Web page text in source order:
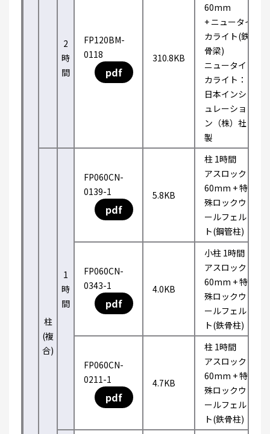
2
時
間
FP120BM-
0118
pdf
310.8KB
60mm
+ ニュータイ
カライト(鉄
骨梁)
ニュータイ
カライト：
日本インシ
ュレーショ
ン（株）社
製
柱
(複
合)
1
時
間
FP060CN-
0139-1
pdf
5.8KB
柱 1時間
アスロック
60mm + 特
殊ロックウ
ールフェル
ト(鋼管柱)
FP060CN-
0343-1
pdf
4.0KB
小柱 1時間
アスロック
60mm + 特
殊ロックウ
ールフェル
ト(鉄骨柱)
FP060CN-
0211-1
pdf
4.7KB
柱 1時間
アスロック
60mm + 特
殊ロックウ
ールフェル
ト(鉄骨柱)